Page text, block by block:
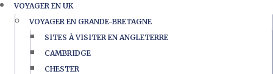
VOYAGER EN UK
VOYAGER EN GRANDE-BRETAGNE
SITES À VISITER EN ANGLETERRE
CAMBRIDGE
CHESTER